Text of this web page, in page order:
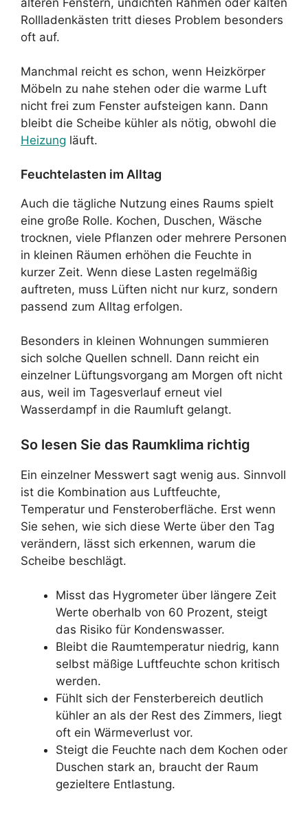
Rollladenkästen tritt dieses Problem besonders
oft auf.
Manchmal reicht es schon, wenn Heizkörper
Möbeln zu nahe stehen oder die warme Luft
nicht frei zum Fenster aufsteigen kann. Dann
bleibt die Scheibe kühler als nötig, obwohl die
Heizung läuft.
Feuchtelasten im Alltag
Auch die tägliche Nutzung eines Raums spielt
eine große Rolle. Kochen, Duschen, Wäsche
trocknen, viele Pflanzen oder mehrere Personen
in kleinen Räumen erhöhen die Feuchte in
kurzer Zeit. Wenn diese Lasten regelmäßig
auftreten, muss Lüften nicht nur kurz, sondern
passend zum Alltag erfolgen.
Besonders in kleinen Wohnungen summieren
sich solche Quellen schnell. Dann reicht ein
einzelner Lüftungsvorgang am Morgen oft nicht
aus, weil im Tagesverlauf erneut viel
Wasserdampf in die Raumluft gelangt.
So lesen Sie das Raumklima richtig
Ein einzelner Messwert sagt wenig aus. Sinnvoll
ist die Kombination aus Luftfeuchte,
Temperatur und Fensteroberfläche. Erst wenn
Sie sehen, wie sich diese Werte über den Tag
verändern, lässt sich erkennen, warum die
Scheibe beschlägt.
Misst das Hygrometer über längere Zeit
Werte oberhalb von 60 Prozent, steigt
das Risiko für Kondenswasser.
Bleibt die Raumtemperatur niedrig, kann
selbst mäßige Luftfeuchte schon kritisch
werden.
Fühlt sich der Fensterbereich deutlich
kühler an als der Rest des Zimmers, liegt
oft ein Wärmeverlust vor.
Steigt die Feuchte nach dem Kochen oder
Duschen stark an, braucht der Raum
gezieltere Entlastung.